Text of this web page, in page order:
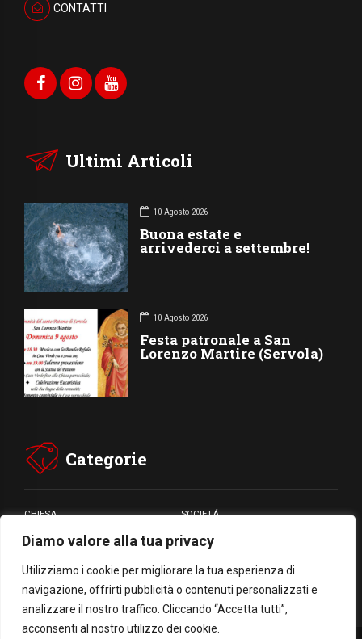
Diamo valore alla tua privacy
Utilizziamo i cookie per migliorare la tua esperienza di
navigazione, offrirti pubblicità o contenuti personalizzati e
analizzare il nostro traffico. Cliccando “Accetta tutti”,
acconsenti al nostro utilizzo dei cookie.
CONTATTI
Ultimi Articoli
10 Agosto 2026
Buona estate e
arrivederci a settembre!
10 Agosto 2026
Festa patronale a San
Lorenzo Martire (Servola)
Categorie
CHIESA SOCIETÁ
CARITÁ GIUBILEO
CULTURA MEDIA